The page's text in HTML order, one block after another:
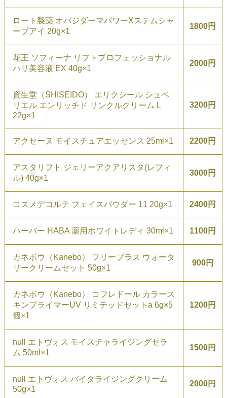
ロート製薬 オバジダーマパワーXステムシャ
ープアイ 20g×1
1800円
花王 ソフィーナ リフトプロフェッショナル
ハリ美容液 EX 40g×1
2000円
資生堂（SHISEIDO） エリクシール シュペ
リエル エンリッチド リンクルクリーム L
22g×1
3200円
アクセーヌ モイスチュアエッセンス 25ml×1 2200円
アスタリフト ジェリーアクアリスタ(レフィ
ル) 40g×1
3000円
コスメデコルテ フェイスパウダー 11 20g×1 2400円
ハーバー HABA 薬用ホワイトレディ 30ml×1 1100円
カネボウ（Kanebo） フリープラス ウォータ
リークリームセット 50g×1
900円
カネボウ（Kanebo） コフレドール カラース
キンプライマーUV リミテッドセットa 6g×5
個×1
1200円
null エトヴォス モイスチャライジングセラ
ム 50ml×1
1500円
null エトヴォス バイタライジングクリーム
50g×1
2000円